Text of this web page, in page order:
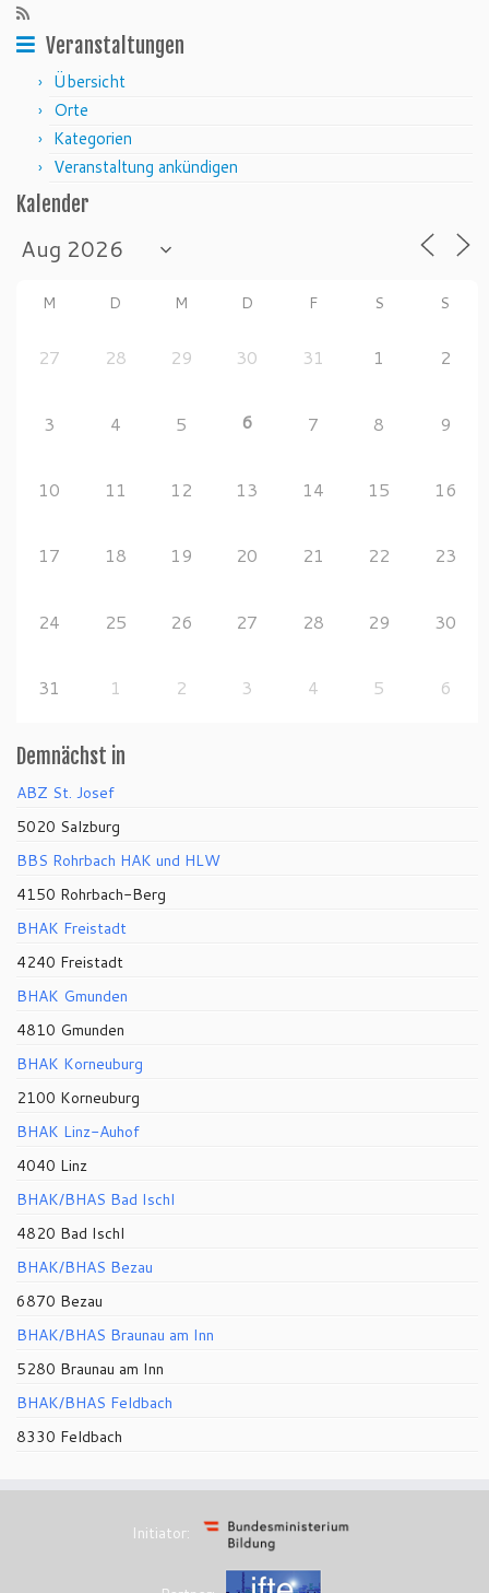
Veranstaltungen
Übersicht
Orte
Kategorien
Veranstaltung ankündigen
Kalender
M D M D F S S
27 28 29 30 31 1 2
3 4 5 6 7 8 9
10 11 12 13 14 15 16
17 18 19 20 21 22 23
24 25 26 27 28 29 30
31 1 2 3 4 5 6
Demnächst in
ABZ St. Josef
5020 Salzburg
BBS Rohrbach HAK und HLW
4150 Rohrbach-Berg
BHAK Freistadt
4240 Freistadt
BHAK Gmunden
4810 Gmunden
BHAK Korneuburg
2100 Korneuburg
BHAK Linz-Auhof
4040 Linz
BHAK/BHAS Bad Ischl
4820 Bad Ischl
BHAK/BHAS Bezau
6870 Bezau
BHAK/BHAS Braunau am Inn
5280 Braunau am Inn
BHAK/BHAS Feldbach
8330 Feldbach
Initiator: